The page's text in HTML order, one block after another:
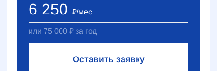
6 250 ₽/мес
или 75 000 ₽ за год
Оставить заявку